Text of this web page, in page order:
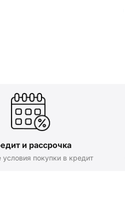
и рассрочка
покупки в кредит